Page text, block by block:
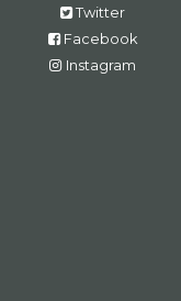
Twitter
Facebook
Instagram